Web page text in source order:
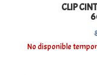
CLIP
No disponible